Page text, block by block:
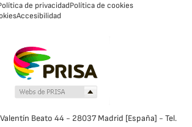
de privacidadPolítica de cookies
Accesibilidad
Valentín Beato 44 - 28037 Madrid [España] - Tel.